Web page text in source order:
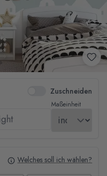
Zuschneiden
Maßeinheit
Welches soll ich wählen?